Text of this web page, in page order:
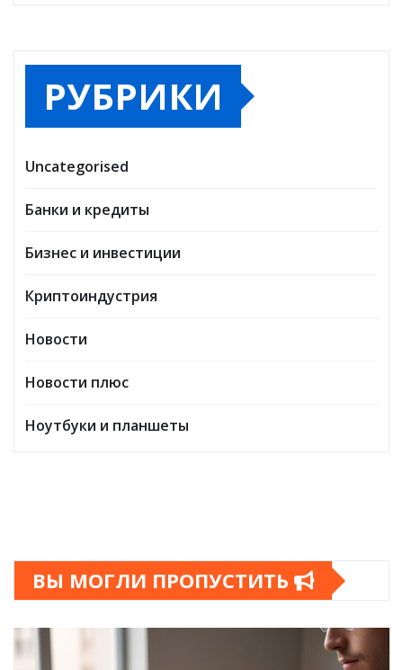
РУБРИКИ
Uncategorised
Банки и кредиты
Бизнес и инвестиции
Криптоиндустрия
Новости
Новости плюс
Ноутбуки и планшеты
ВЫ МОГЛИ ПРОПУСТИТЬ